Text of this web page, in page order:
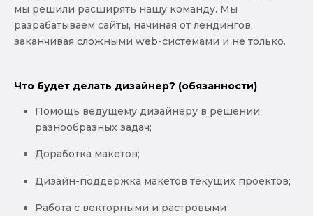
мы решили расширять нашу команду. Мы
разрабатываем сайты, начиная от лендингов,
заканчивая сложными web-системами и не только.
Что будет делать дизайнер? (обязанности)
Помощь ведущему дизайнеру в решении
разнообразных задач;
Доработка макетов;
Дизайн-поддержка макетов текущих проектов;
Работа с векторными и растровыми